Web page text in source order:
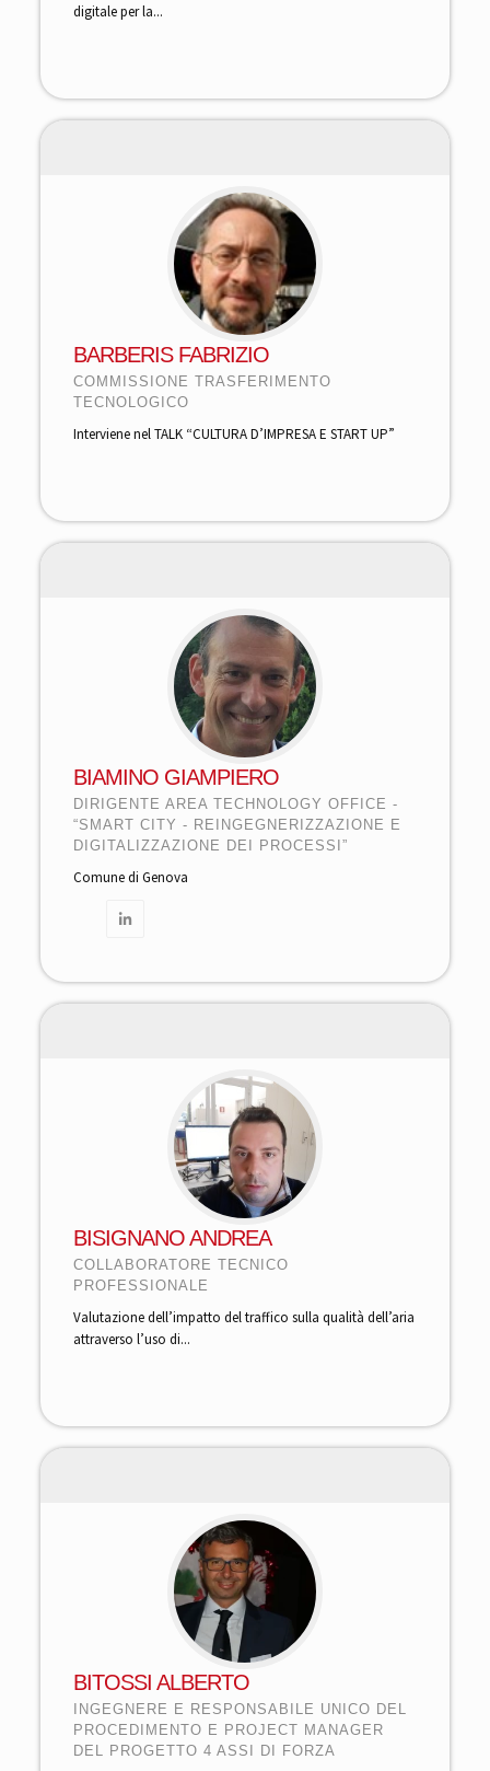
digitale per la...
BARBERIS FABRIZIO
COMMISSIONE TRASFERIMENTO
TECNOLOGICO
Interviene nel TALK “CULTURA D’IMPRESA E START UP”
BIAMINO GIAMPIERO
DIRIGENTE AREA TECHNOLOGY OFFICE -
“SMART CITY - REINGEGNERIZZAZIONE E
DIGITALIZZAZIONE DEI PROCESSI”
Comune di Genova
BISIGNANO ANDREA
COLLABORATORE TECNICO
PROFESSIONALE
Valutazione dell’impatto del traffico sulla qualità dell’aria
attraverso l’uso di...
BITOSSI ALBERTO
INGEGNERE E RESPONSABILE UNICO DEL
PROCEDIMENTO E PROJECT MANAGER
DEL PROGETTO 4 ASSI DI FORZA